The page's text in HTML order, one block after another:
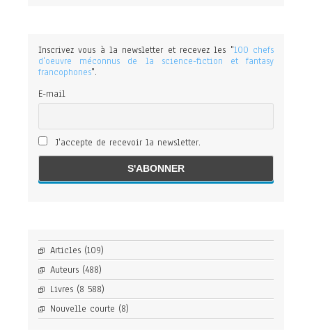
Inscrivez vous à la newsletter et recevez les "100 chefs
d'oeuvre méconnus de la science-fiction et fantasy
francophones".
E-mail
J'accepte de recevoir la newsletter.
Articles (109)
Auteurs (488)
Livres (8 588)
Nouvelle courte (8)